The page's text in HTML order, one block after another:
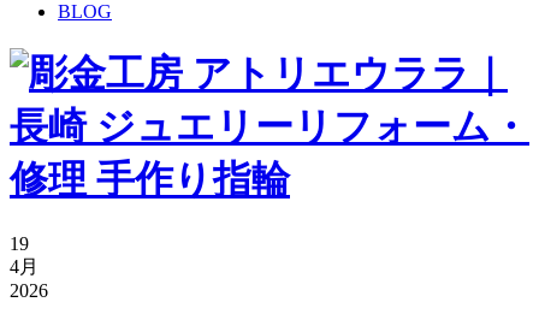
BLOG
19
4月
2026